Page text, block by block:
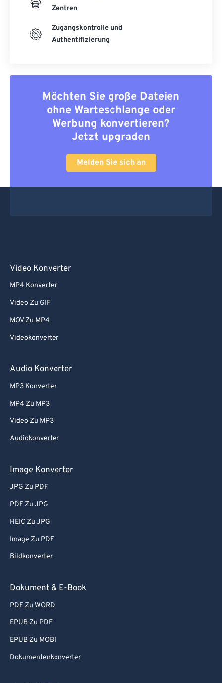
Zentren
Zugangskontrolle und
Authentifizierung
Möchten Sie große Dateien
ohne Warteschlange oder
Werbung konvertieren?
Jetzt upgraden
Melden Sie sich an
Video Konverter
MP4 Konverter
Video Zu GIF
MOV Zu MP4
Videokonverter
Audio Konverter
MP3 Konverter
MP4 Zu MP3
Video Zu MP3
Audiokonverter
Image Konverter
JPG Zu PDF
PDF Zu JPG
HEIC Zu JPG
Image Zu PDF
Bildkonverter
Dokument & E-Book
PDF Zu WORD
EPUB Zu PDF
EPUB Zu MOBI
Dokumentenkonverter